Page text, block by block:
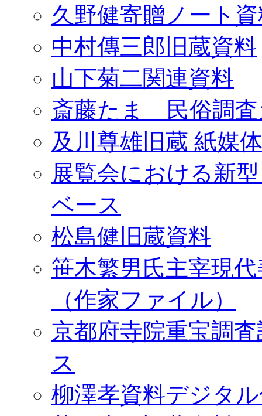
久野健寄贈ノート
中村傳三郎旧蔵資料
山下菊二関連資料
斎藤たま 民俗調査
及川尊雄旧蔵 紙媒
展覧会における新
ベース
松島健旧蔵資料
笹木繁男氏主宰現
（作家ファイル）
京都府寺院重宝調
ス
柳澤孝資料デジタ